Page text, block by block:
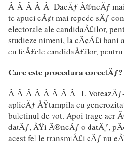
Â Â Â Â Â DacÄƒ Ã®ncÄƒ mai
te apuci cÃ¢t mai repede sÄƒ
electorale ale candidaÅ£ilor,
studieze nimeni, la cÃ¢Å£i bani
cu feÅ£ele candidaÅ£ilor,
Care este procedura corectÄƒ?
Â Â Â Â Â Â Â Â 1.
aplicÄƒ ÅŸtampila cu
buletinul de vot. Apoi trage aer
datÄƒ, ÅŸi Ã®ncÄƒ o datÄƒ,
acest fel le transmiÅ£i cÄƒ nu